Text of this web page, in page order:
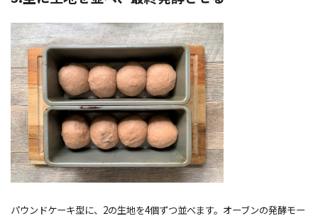
パウンドケーキ型に、2の生地を4個ずつ並べます。オーブンの発酵モー